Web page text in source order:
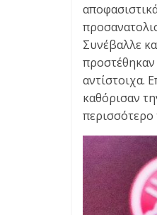
Συνέβαλλε
προστέθηκαν
αντίστοιχα.
καθόρισαν
περισσότερο